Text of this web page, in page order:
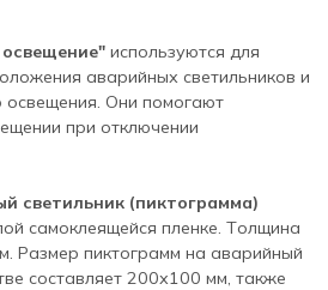
используются для
аварийных светильников и
освещения. Они помогают
при отключении
светильник (пиктограмма)
самоклеящейся пленке. Толщина
Размер пиктограмм на аварийный
составляет 200х100 мм, также